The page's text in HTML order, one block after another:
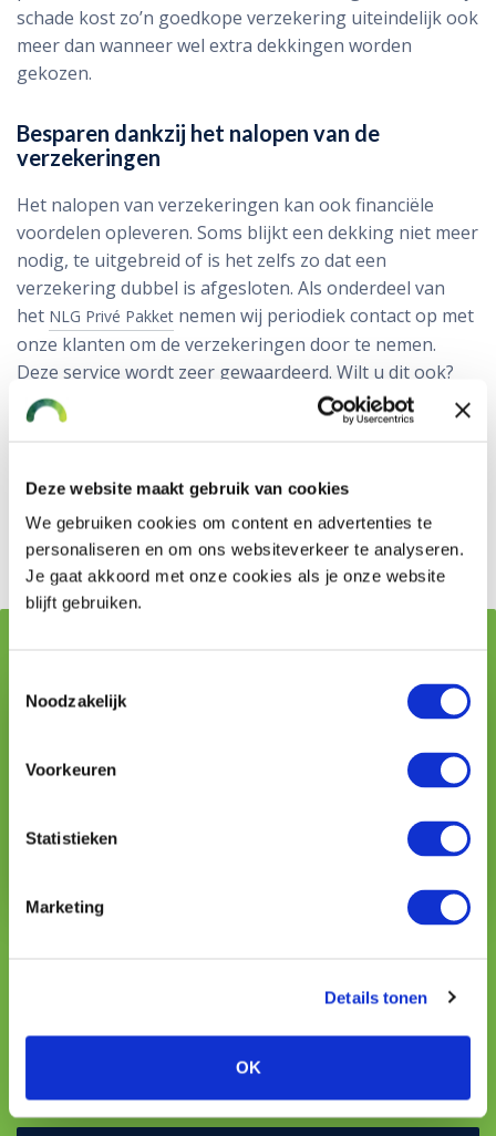
Deze website maakt gebruik van cookies
We gebruiken cookies om content en advertenties te
personaliseren en om ons websiteverkeer te analyseren.
Je gaat akkoord met onze cookies als je onze website
blijft gebruiken.
Noodzakelijk
Voorkeuren
Statistieken
Marketing
Details tonen
OK
schade kost zo’n goedkope verzekering uiteindelijk ook
meer dan wanneer wel extra dekkingen worden
gekozen.
Besparen dankzij het nalopen van de
verzekeringen
Het nalopen van verzekeringen kan ook financiële
voordelen opleveren. Soms blijkt een dekking niet meer
nodig, te uitgebreid of is het zelfs zo dat een
verzekering dubbel is afgesloten. Als onderdeel van
het NLG Privé Pakket nemen wij periodiek contact op met
onze klanten om de verzekeringen door te nemen.
Deze service wordt zeer gewaardeerd. Wilt u dit ook?
Bel dan 0172 611 116 om met onze adviseurs in
gesprek te gaan. Of vraag een offerte voor uw
kunnen komen.
Offerte prive verzekeringen aanvragen
kverzuu@vmdkoster.nl